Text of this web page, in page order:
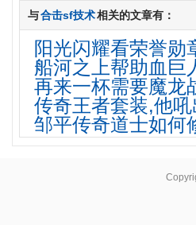
与合击sf技术相关的文章有：
阳光闪耀看荣誉勋
船河之上帮助血巨
再来一杯需要魔龙
传奇王者套装,他
邹平传奇道士如何